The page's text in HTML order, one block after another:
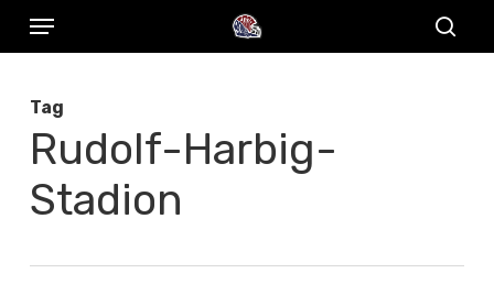
Skip
content
Menu
Tag
Rudolf-Harbig-
Stadion